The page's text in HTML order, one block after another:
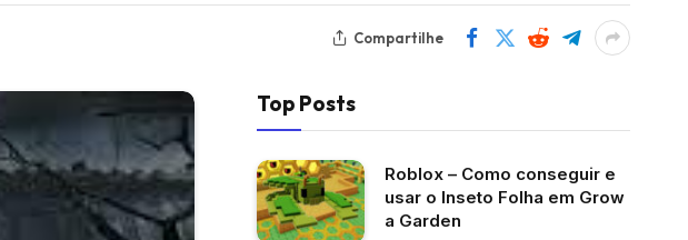
Compartilhe
Top Posts
Roblox – Como conseguir e
usar o Inseto Folha em Grow
a Garden